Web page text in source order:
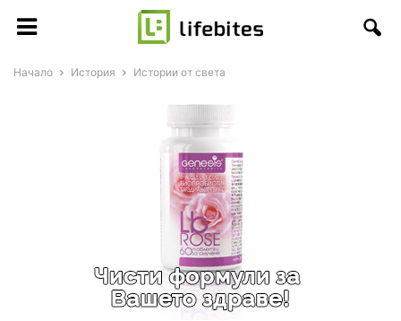
Начало История Истории от света